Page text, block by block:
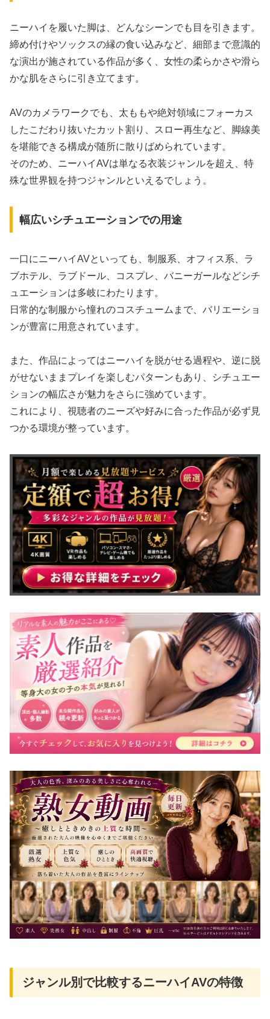
ニーハイを履いた脚は、どんなシーンでも目を引きます。
締め付けやソックスの縁の食い込みなど、細部まで意識的
な演出が施されている作品が多く、女性の柔らかさや滑ら
かな肌をさらに引き立てます。
AVのカメラワークでも、太ももや絶対領域にフォーカス
したこだわり抜いたカット割り、スロー再生など、脚線美
を堪能できる構成が随所に散りばめられています。
そのため、ニーハイAVは単なる衣装ジャンルを超え、特
殊な世界観を持つジャンルといえるでしょう。
幅広いシチュエーションでの用途
一口にニーハイAVといっても、制服系、オフィス系、ラ
ブホテル、ラブドール、コスプレ、バニーガールなどシチ
ュエーションは多岐にわたります。
日常的な制服から憧れのコスチュームまで、バリエーショ
ンが豊富に用意されています。
また、作品によってはニーハイを脱がせる過程や、逆に脱
がせないままプレイを楽しむパターンもあり、シチュエー
ションの幅広さが魅力をさらに強めています。
これにより、視聴者のニーズや好みに合った作品が必ず見
つかる環境が整っています。
ジャンル別で比較するニーハイAVの特徴